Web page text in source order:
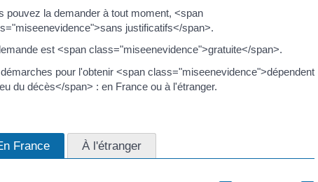
pouvez la demander à tout moment, <span
justificatifs</span>.
est <span class="miseenevidence">gratuite</span>.
pour l'obtenir <span class="miseenevidence">dépendent
du décès</span> : en France ou à l'étranger.
France À l'étranger